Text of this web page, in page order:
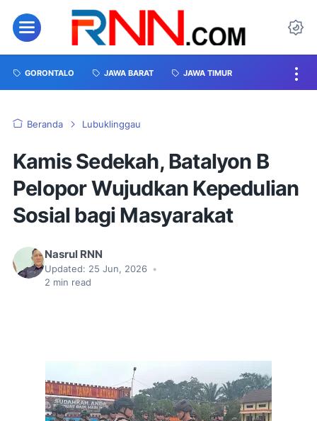
GORONTALO JAWA BARAT JAWA TIMUR
Beranda Lubuklinggau
Kamis Sedekah, Batalyon B
Pelopor Wujudkan Kepedulian
Sosial bagi Masyarakat
Nasrul RNN
Updated: 25 Jun, 2026 •
2 min read